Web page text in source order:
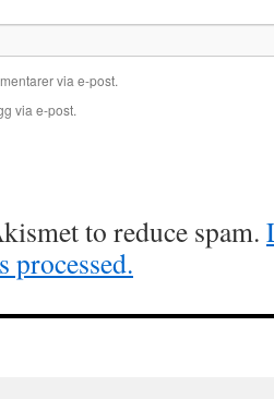
via e-post.
via e-post.
to reduce spam.
processed.